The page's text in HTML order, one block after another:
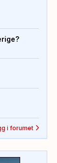
i forumet